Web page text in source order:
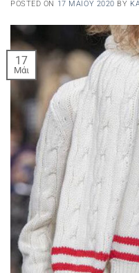
POSTED ON 17 ΜΑΪ́ΟΥ 2020 BY
17
Μάι